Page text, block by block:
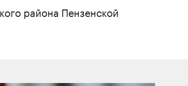
района Пензенской